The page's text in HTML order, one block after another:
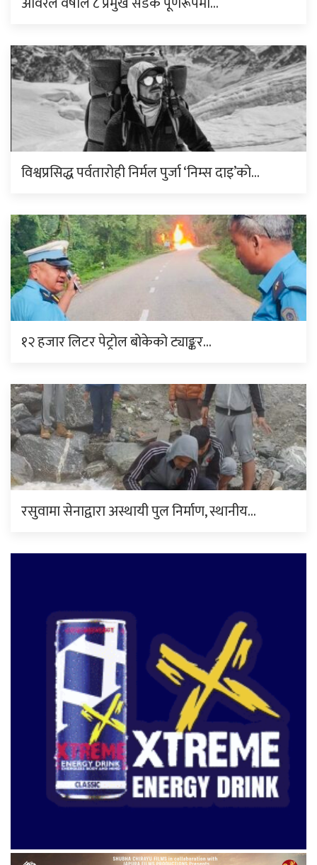
विश्वप्रसिद्ध पर्वतारोही निर्मल पुर्जा ‘निम्स दाइ’को…
१२ हजार लिटर पेट्रोल बोकेको ट्याङ्कर…
रसुवामा सेनाद्वारा अस्थायी पुल निर्माण, स्थानीय…